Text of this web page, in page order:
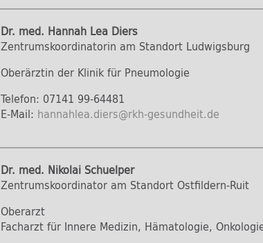
Dr. med. Hannah Lea Diers
Zentrumskoordinatorin am Standort Ludwigsburg
Oberärztin der Klinik für Pneumologie
Telefon: 07141 99-64481
E-Mail: hannahlea.diers@rkh-gesundheit.de
Dr. med. Nikolai Schuelper
Zentrumskoordinator am Standort Ostfildern-Ruit
Oberarzt
Facharzt für Innere Medizin, Hämatologie,